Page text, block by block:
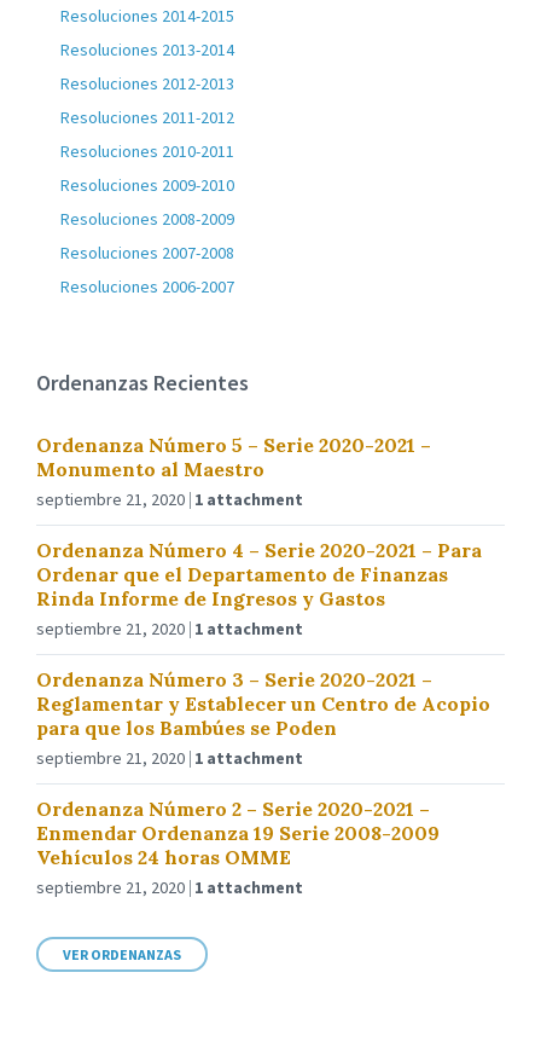
Resoluciones 2014-2015
Resoluciones 2013-2014
Resoluciones 2012-2013
Resoluciones 2011-2012
Resoluciones 2010-2011
Resoluciones 2009-2010
Resoluciones 2008-2009
Resoluciones 2007-2008
Resoluciones 2006-2007
Ordenanzas Recientes
Ordenanza Número 5 – Serie 2020-2021 –
Monumento al Maestro
septiembre 21, 2020 1 attachment
Ordenanza Número 4 – Serie 2020-2021 – Para
Ordenar que el Departamento de Finanzas
Rinda Informe de Ingresos y Gastos
septiembre 21, 2020 1 attachment
Ordenanza Número 3 – Serie 2020-2021 –
Reglamentar y Establecer un Centro de Acopio
para que los Bambúes se Poden
septiembre 21, 2020 1 attachment
Ordenanza Número 2 – Serie 2020-2021 –
Enmendar Ordenanza 19 Serie 2008-2009
Vehículos 24 horas OMME
septiembre 21, 2020 1 attachment
VER ORDENANZAS